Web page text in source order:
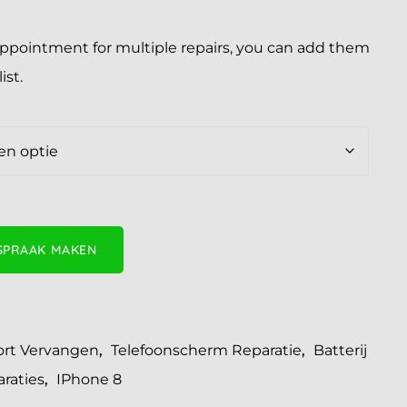
for multiple repairs, you can add them
MAKEN
Vervangen, Telefoonscherm Reparatie, Batterij
, IPhone 8